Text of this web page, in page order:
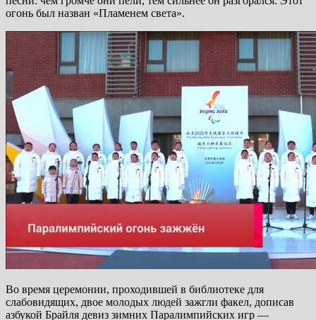
огонь был назван «Пламенем света».
Во время церемонии, проходившей в библиотеке для
слабовидящих, двое молодых людей зажгли факел, дописав
азбукой Брайля девиз зимних Паралимпийских игр —